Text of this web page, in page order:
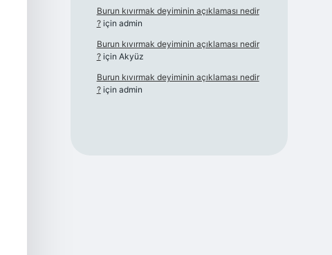
Burun kıvırmak deyiminin açıklaması nedir
?için admin
Burun kıvırmak deyiminin açıklaması nedir
?için Akyüz
Burun kıvırmak deyiminin açıklaması nedir
?için admin